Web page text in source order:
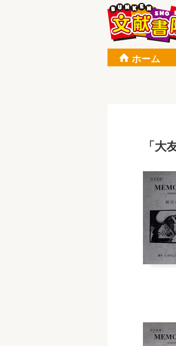
ホーム
「大